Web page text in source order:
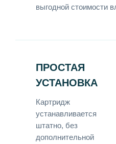
выгодной стоимости
ПРОСТАЯ
УСТАНОВКА
Картридж
устанавливается
штатно, без
дополнительной